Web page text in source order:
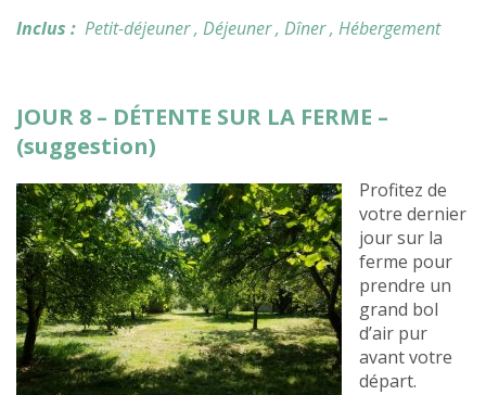
Inclus : Petit-déjeuner, Déjeuner, Dîner, Hébergement
JOUR 8 – DÉTENTE SUR LA FERME –
(suggestion)
Profitez de
votre dernier
jour sur la
ferme pour
prendre un
grand bol
d’air pur
avant votre
départ.